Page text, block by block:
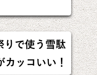
りで使う雪駄
ッコいい！